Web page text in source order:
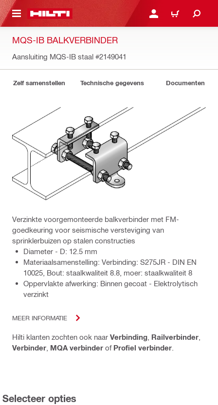
HOOFDINHOUD AANMELDEN OF
WINKELWAGEN
MQS-IB BALKVERBINDER
Aansluiting MQS-IB staal #2149041
Zelf samenstellen Technische gegevens Documenten
Verzinkte voorgemonteerde balkverbinder met FM-
goedkeuring voor seismische versteviging van
sprinklerbuizen op stalen constructies
Diameter - D: 12.5 mm
Materiaalsamenstelling: Verbinding: S275JR - DIN EN
10025, Bout: staalkwaliteit 8.8, moer: staalkwaliteit 8
Oppervlakte afwerking: Binnen gecoat - Elektrolytisch
verzinkt
MEER INFORMATIE
Hilti klanten zochten ook naar Verbinding Railverbinder
Verbinder MQA verbinder of Profiel verbinder
Selecteer opties